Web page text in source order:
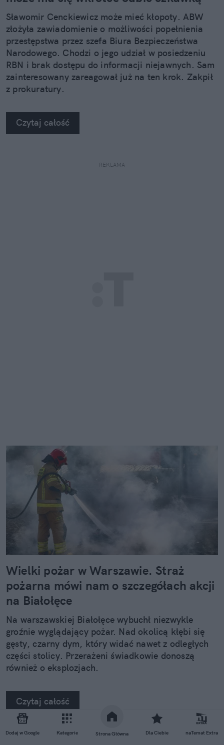
Dodaj w Google Kategorie Strona Główna Dla Ciebie naTemat Extra
Sławomir Cenckiewicz może mieć kłopoty. ABW
złożyła zawiadomienie o możliwości popełnienia
przestępstwa przez szefa Biura Bezpieczeństwa
Narodowego. Chodzi o jego udział w posiedzeniu
RBN i brak dostępu do informacji niejawnych. Sam
zainteresowany zareagował już na ten krok. Zakpił
z prokuratury.
Czytaj całość
REKLAMA
Wielki pożar w Warszawie. Straż
pożarna mówi nam o szczegółach akcji
na Białołęce
Na warszawskiej Białołęce wybuchł niezwykle
groźnie wyglądający pożar. Nad okolicą kłębi się
gęsty, czarny dym, który widać nawet z odległych
części stolicy. Przerażeni świadkowie donoszą
również o eksplozjach.
Czytaj całość